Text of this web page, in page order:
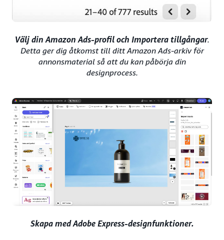
Välj din Amazon Ads-profil och Importera tillgångar.
Detta ger dig åtkomst till ditt Amazon Ads-arkiv för
annonsmaterial så att du kan påbörja din
designprocess.
Skapa med Adobe Express-designfunktioner.